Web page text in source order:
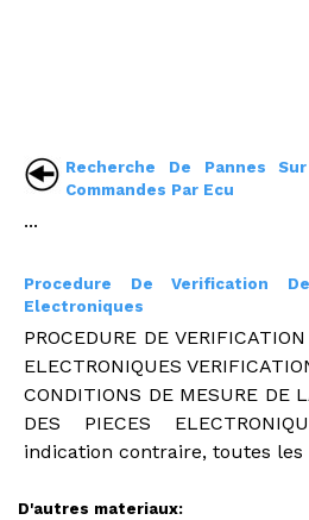
Recherche De Pannes
Commandes Par Ecu
...
Procedure De Verification
Electroniques
PROCEDURE DE
ELECTRONIQUES
CONDITIONS DE MESURE DE
DES PIECES
indication contraire, toutes les
D'autres materiaux: